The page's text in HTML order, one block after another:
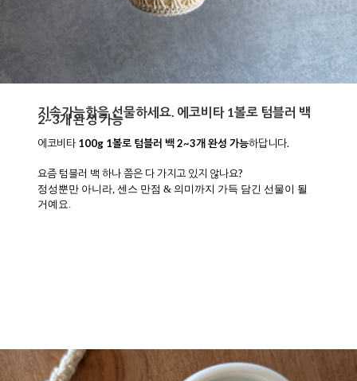
지속가능함을 선물하세요. 에코비타 1볼로 텀블러 백
2~3개 완성 가능
에코비타 100g 1볼로 텀블러 백 2~3개 완성 가능하답니다.
요즘 텀블러 백 하나 쯤은 다 가지고 있지 않나요?
정성뿐만 아니라, 센스 만점 & 의미까지 가득 담긴 선물이 될
거예요.